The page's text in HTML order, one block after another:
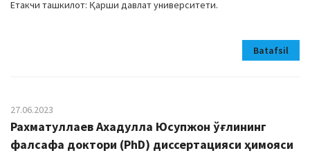
Етакчи ташкилот: Қарши давлат университети.
Batafsil
27.06.2023
Рахматуллаев Ахадулла Юсупжон ўғлининг
фалсафа доктори (PhD) диссертацияси ҳимояси